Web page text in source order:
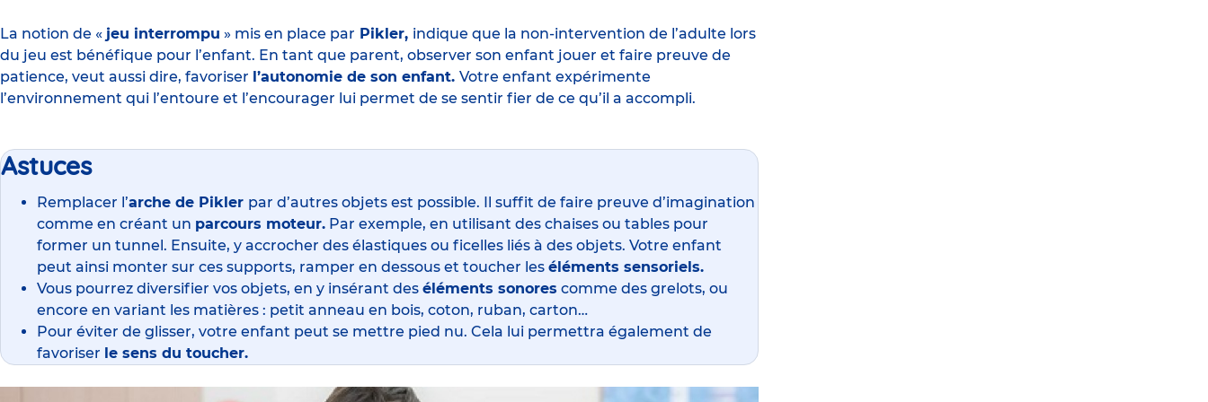
La notion de « jeu interrompu » mis en place par Pikler, indique que la non-intervention de l’adulte lors
du jeu est bénéfique pour l’enfant. En tant que parent, observer son enfant jouer et faire preuve de
patience, veut aussi dire, favoriser l’autonomie de son enfant. Votre enfant expérimente
l’environnement qui l’entoure et l’encourager lui permet de se sentir fier de ce qu’il a accompli.
Astuces
Remplacer l’arche de Pikler par d’autres objets est possible. Il suffit de faire preuve d’imagination
comme en créant un parcours moteur. Par exemple, en utilisant des chaises ou tables pour
former un tunnel. Ensuite, y accrocher des élastiques ou ficelles liés à des objets. Votre enfant
peut ainsi monter sur ces supports, ramper en dessous et toucher les éléments sensoriels.
Vous pourrez diversifier vos objets, en y insérant des éléments sonores comme des grelots, ou
encore en variant les matières : petit anneau en bois, coton, ruban, carton…
Pour éviter de glisser, votre enfant peut se mettre pied nu. Cela lui permettra également de
favoriser le sens du toucher.